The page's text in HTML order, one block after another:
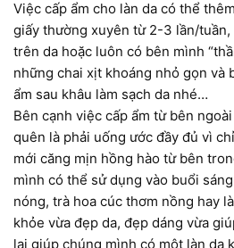
Việc cấp ẩm cho làn da có thể
giấy thường xuyên từ 2-3 lần/
trên da hoặc luôn có bên mình
những chai xịt khoáng nhỏ gọn và
ẩm sau khâu làm sạch da nhé…
Bên cạnh việc cấp ẩm từ bên
quên là phải uống ước đầy đủ vì
mới căng mịn hồng hào từ bên
mình có thể sử dụng vào buổi
nóng, trà hoa cúc thơm nồng hay
khỏe vừa đẹp da, đẹp dáng vừa
lại giúp chúng mình có một làn da